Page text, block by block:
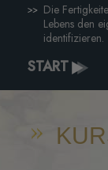
Die
Lebens den
identifizieren.
START